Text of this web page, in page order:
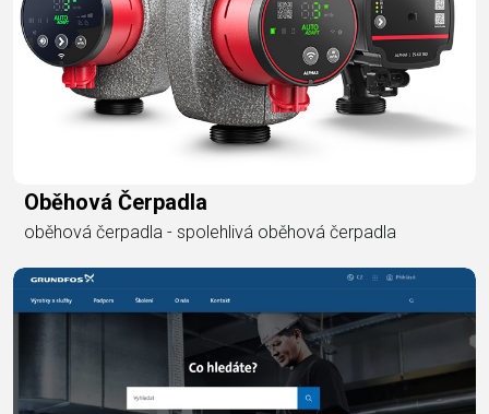
Oběhová Čerpadla
oběhová čerpadla - spolehlivá oběhová čerpadla